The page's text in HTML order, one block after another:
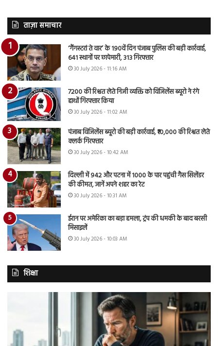
ताज़ा समाचार
‘गैंगस्टरां ते वार’ के 190वें दिन पंजाब पुलिस की बड़ी कार्रवाई,
641 स्थानों पर छापेमारी, 313 गिरफ्तार
30 July 2026 - 11:16 AM
7200 की रिश्वत लेते निजी व्यक्ति को विजिलेंस ब्यूरो ने रंगे
हाथों गिरफ्तार किया
30 July 2026 - 11:02 AM
पंजाब विजिलेंस ब्यूरो की बड़ी कार्रवाई, ₹10,000 की रिश्वत लेते
क्लर्क गिरफ्तार
30 July 2026 - 10:42 AM
दिल्ली में 942 और पटना में 1000 के पार पहुंची गैस सिलेंडर
की कीमत, जानें अपने शहर का रेट
30 July 2026 - 10:31 AM
ईरान पर अमेरिका का बड़ा हमला, ट्रंप की धमकी के बाद बरसी
मिसाइलें
30 July 2026 - 10:03 AM
शिक्षा